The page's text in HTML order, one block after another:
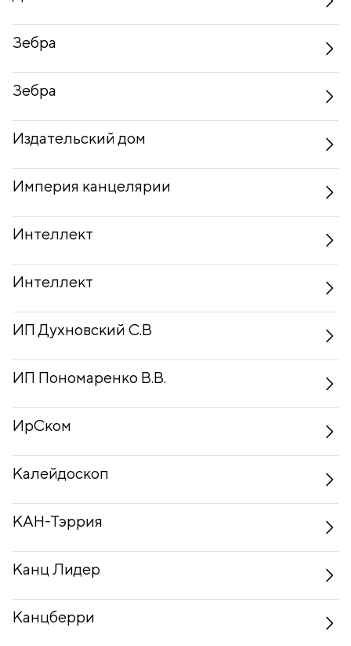
Зебра
Зебра
Издательский дом
Империя канцелярии
Интеллект
Интеллект
ИП Духновский С.В
ИП Пономаренко В.В.
ИрСком
Калейдоскоп
КАН-Тэррия
Канц Лидер
Канцберри